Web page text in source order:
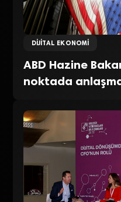
DIJITAL EKONOMI
ABD Hazine
noktada